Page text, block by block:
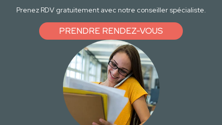
Prenez RDV gratuitement avec notre conseiller spécialiste.
PRENDRE RENDEZ-VOUS